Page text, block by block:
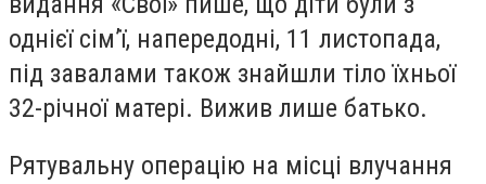
однієї сім’ї, напередодні, 11 листопада,
під завалами також знайшли тіло їхньої
32-річної матері. Вижив лише батько.
Рятувальну операцію на місці влучання